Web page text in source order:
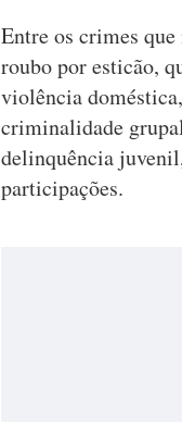
Entre os crimes
roubo por esticão,
violência
criminalidade
delinquência
participações.